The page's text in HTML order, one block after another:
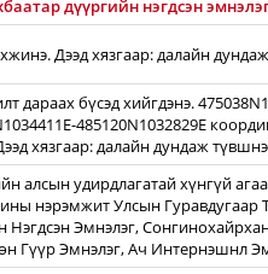
дүүргийн нэгдсэн
Дээд хязгаар: далайн
дараах бүсэд хийгдэнэ.
485120N1032829E
хязгаар: далайн дундаж
алсын удирдлагатай хүнгүй
нэрэмжит Улсын Гуравдугаар
Эмнэлэг,
Гүүр Эмнэлэг, Ач Интернэшнл